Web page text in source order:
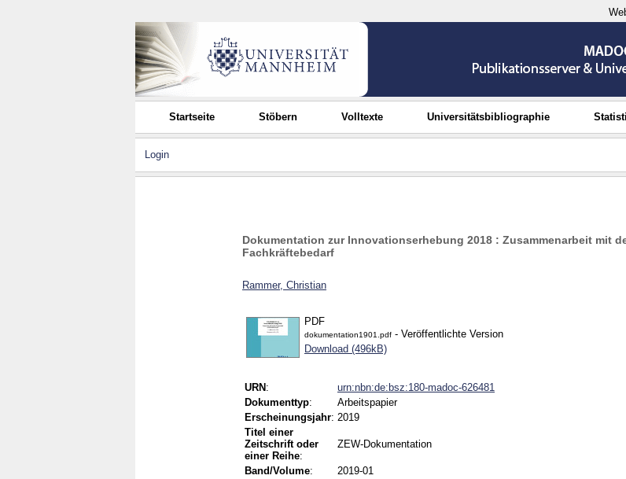
Startseite Stöbern Volltexte Universitätsbibliographie
Login
Dokumentation zur Innovationserhebung 2018 : Zusammenarbeit mit
Fachkräftebedarf
Rammer, Christian
PDF
dokumentation1901.pdf - Veröffentlichte Version
Download (496kB)
URN :
urn:nbn:de:bsz:180-madoc-626481
Dokumenttyp:
Arbeitspapier
Erscheinungsjahr: 2019
Titel einer
Zeitschrift oder
einer Reihe:
ZEW-Dokumentation
Band/Volume:
2019-01